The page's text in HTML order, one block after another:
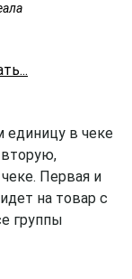
77
единицу в чеке
Первая и
на товар с
группы